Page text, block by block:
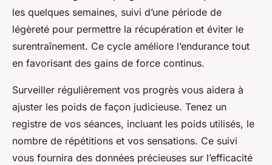
les quelques semaines, suivi d’une période de
légèreté pour permettre la récupération et éviter le
surentraînement. Ce cycle améliore l’endurance tout
en favorisant des gains de force continus.
Surveiller régulièrement vos progrès vous aidera à
ajuster les poids de façon judicieuse. Tenez un
registre de vos séances, incluant les poids utilisés, le
nombre de répétitions et vos sensations. Ce suivi
vous fournira des données précieuses sur l’efficacité